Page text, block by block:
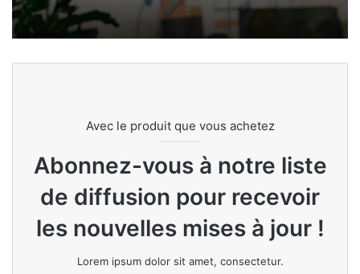
Avec le produit que vous achetez
Abonnez-vous à notre liste
de diffusion pour recevoir
les nouvelles mises à jour !
Lorem ipsum dolor sit amet, consectetur.